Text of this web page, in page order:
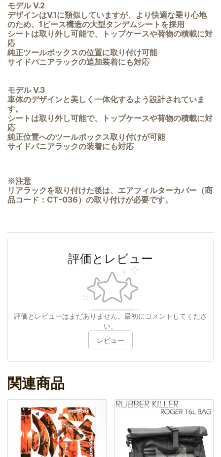
モデル V.2
デザインはV.1に類似していますが、より快適な乗り心地
のため、1ピース構造の大型タンデムシートを採用
シートは取り外し可能で、トップケースや荷物の積載に対
応
純正ツールボックスの位置に取り付け可能
サイドパニアラックの追加装着にも対応
モデル V.3
車体のデザインと美しく一体化するよう設計されていま
す。
シートは取り外し可能で、トップケースや荷物の積載に対
応
純正位置へのツールボックス取り付けが可能
サイドパニアラックの装着にも対応
※注意
リアラックを取り付けた後は、エアフィルターカバー（商
品コード：CT-036）の取り付けが必要です。
評価とレビュー
評価とレビューはまだありません。最初にコメントしてくださ
い。
レビュー
関連商品